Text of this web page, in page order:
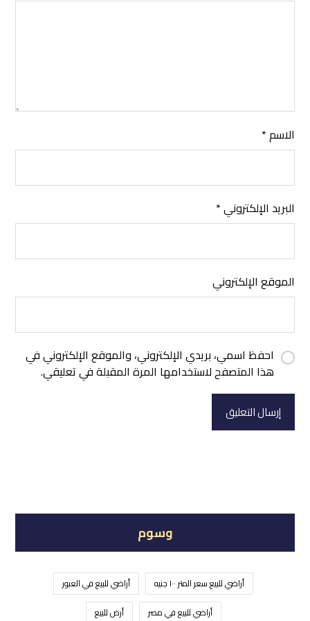
الاسم*
البريد الإلكتروني*
الموقع الإلكتروني
احفظ اسمي، بريدي الإلكتروني، والموقع الإلكتروني في
هذا المتصفح لاستخدامها المرة المقبلة في تعليقي.
إرسال التعليق
وسوم
أراضي للبيع سعر المتر ١٠٠ جنيه
أراضي للبيع في العبور
أراضي للبيع في مصر
أرض للبيع